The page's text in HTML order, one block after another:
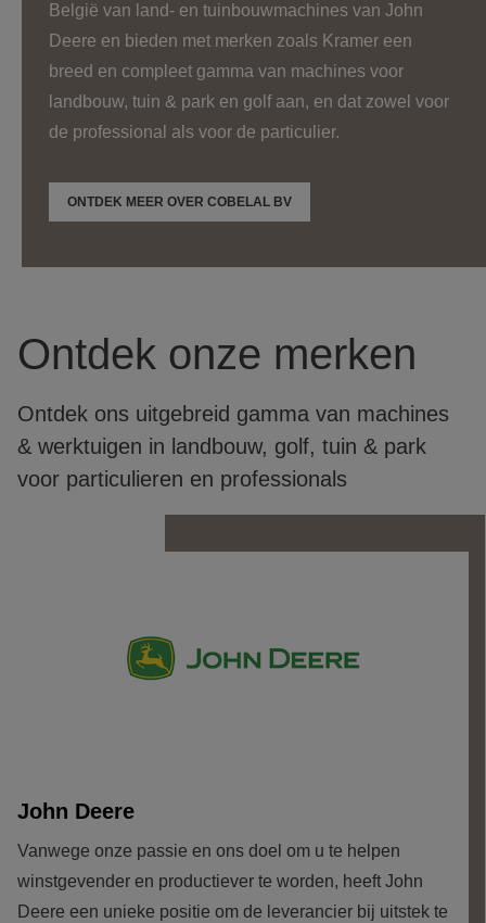
België van land- en tuinbouwmachines van John
Deere en bieden met merken zoals Kramer een
breed en compleet gamma van machines voor
landbouw, tuin & park en golf aan, en dat zowel voor
de professional als voor de particulier.
ONTDEK MEER OVER COBELAL BV
Ontdek onze merken
Ontdek ons uitgebreid gamma van machines
& werktuigen in landbouw, golf, tuin & park
voor particulieren en professionals
John Deere
Vanwege onze passie en ons doel om u te helpen
winstgevender en productiever te worden, heeft John
Deere een unieke positie om de leverancier bij uitstek te